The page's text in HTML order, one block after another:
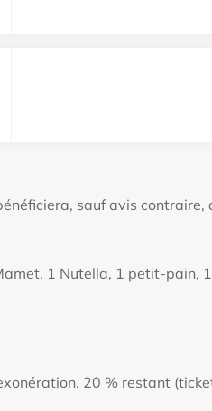
sauf avis
1 Nutella, 1 petit-pain,
20 % restant